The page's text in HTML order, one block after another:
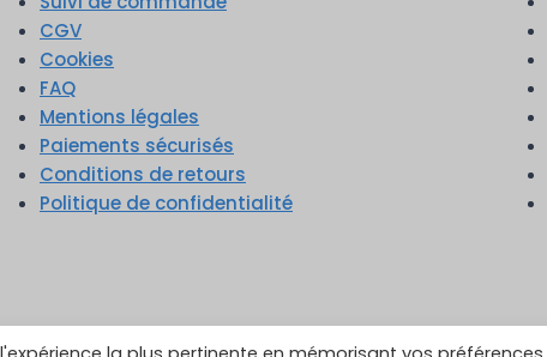
CGV
Cookies
FAQ
Mentions légales
Paiements sécurisés
Conditions de retours
Politique de confidentialité